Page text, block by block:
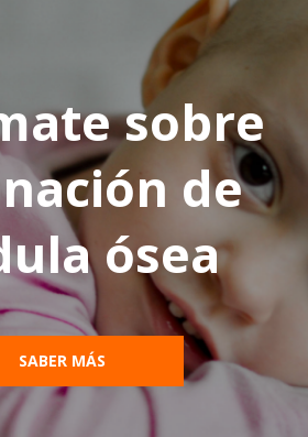
sobre
de
ósea
SABER MÁS